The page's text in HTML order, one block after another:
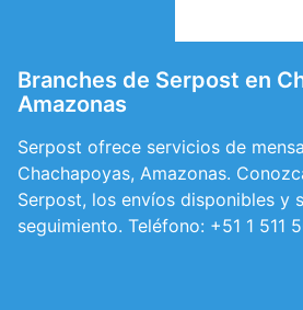
Branches de Serpost en
Amazonas
Serpost ofrece servicios de
Chachapoyas, Amazonas.
Serpost, los envíos disponibles y
seguimiento. Teléfono: +51 1 511